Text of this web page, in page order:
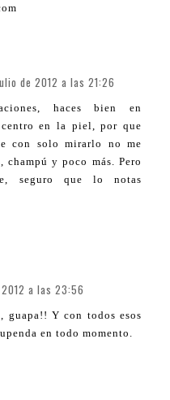
de 2012 a las 21:26
haces bien en
en la piel, por que
con solo mirarlo no me
champú y poco más. Pero
seguro que lo notas
a las 23:56
Y con todos esos
en todo momento.